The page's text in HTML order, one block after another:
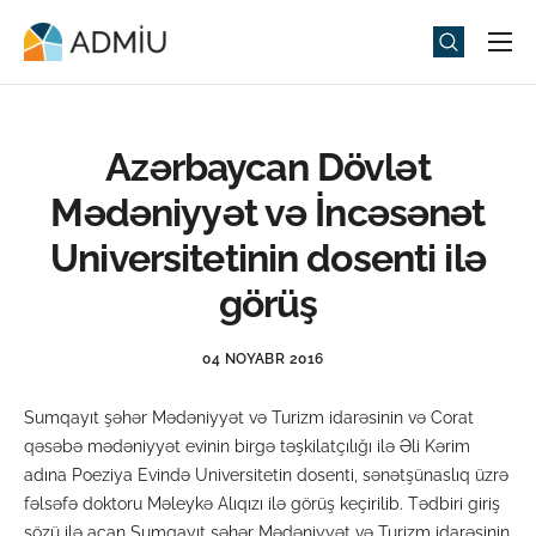
Universitet
Tədbirlər
eMağaza
Azərbaycan Dövlət
Mədəniyyət və İncəsənət
Universitetinin dosenti ilə
görüş
04 NOYABR 2016
Sumqayıt şəhər Mədəniyyət və Turizm idarəsinin və Corat
qəsəbə mədəniyyət evinin birgə təşkilatçılığı ilə Əli Kərim
adına Poeziya Evində Universitetin dosenti, sənətşünaslıq üzrə
fəlsəfə doktoru Məleykə Alıqızı ilə görüş keçirilib. Tədbiri giriş
sözü ilə açan Sumqayıt şəhər Mədəniyyət və Turizm idarəsinin